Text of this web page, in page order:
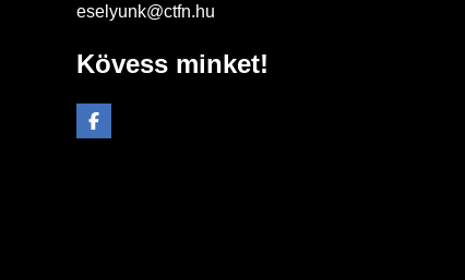
eselyunk@ctfn.hu
Kövess minket!